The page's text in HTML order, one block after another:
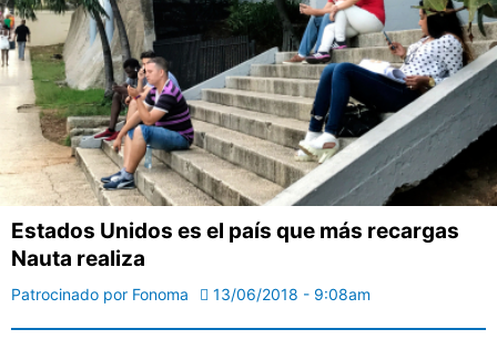
Estados Unidos es el país que más recargas
Nauta realiza
Patrocinado por Fonoma 13/06/2018 - 9:08am